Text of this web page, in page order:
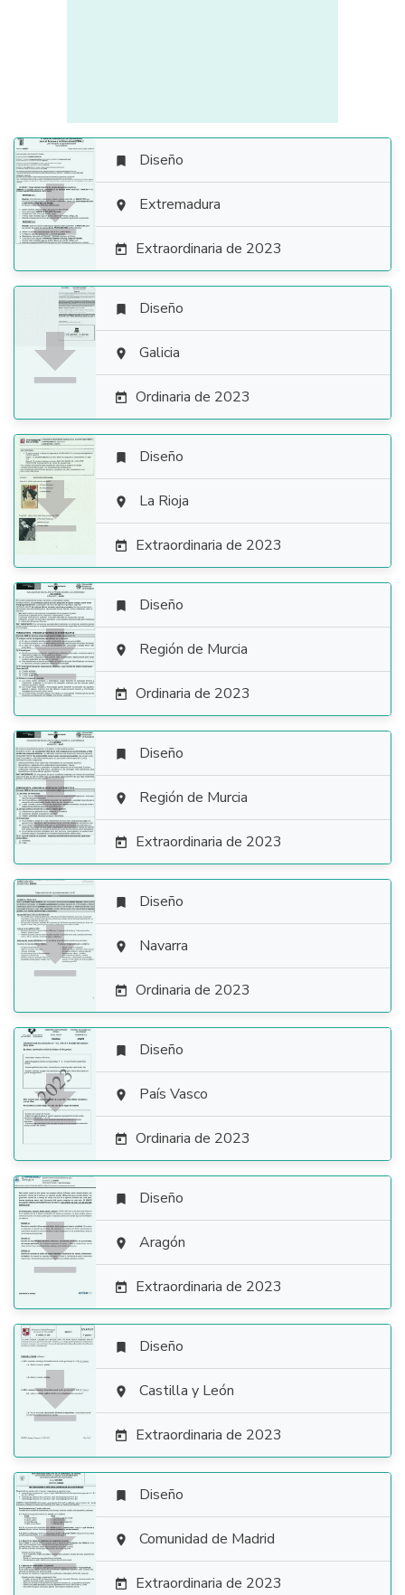

 Diseño
 Extremadura
 Extraordinaria de 2023

 Diseño
 Galicia
 Ordinaria de 2023

 Diseño
 La Rioja
 Extraordinaria de 2023

 Diseño
 Región de Murcia
 Ordinaria de 2023

 Diseño
 Región de Murcia
 Extraordinaria de 2023

 Diseño
 Navarra
 Ordinaria de 2023

 Diseño
 País Vasco
 Ordinaria de 2023

 Diseño
 Aragón
 Extraordinaria de 2023

 Diseño
 Castilla y León
 Extraordinaria de 2023

 Diseño
 Comunidad de Madrid
 Extraordinaria de 2023